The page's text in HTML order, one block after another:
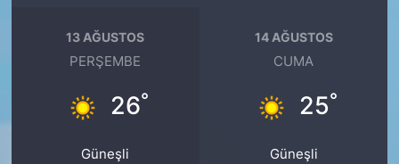
13 AĞUSTOS
PERŞEMBE
26°
Güneşli
14 AĞUSTOS
CUMA
25°
Güneşli